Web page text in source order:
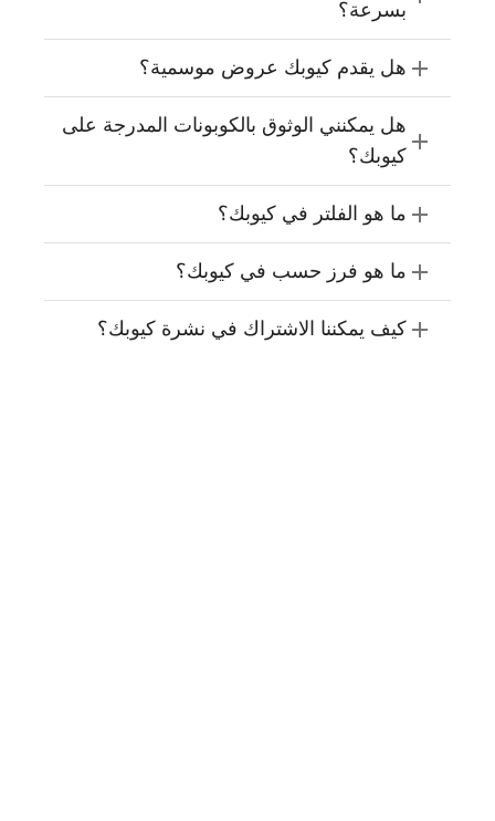
بسرعة؟
هل يقدم كيوبك عروض موسمية؟
هل يمكنني الوثوق بالكوبونات المدرجة على
كيوبك؟
ما هو الفلتر في كيوبك؟
ما هو فرز حسب في كيوبك؟
كيف يمكننا الاشتراك في نشرة كيوبك؟